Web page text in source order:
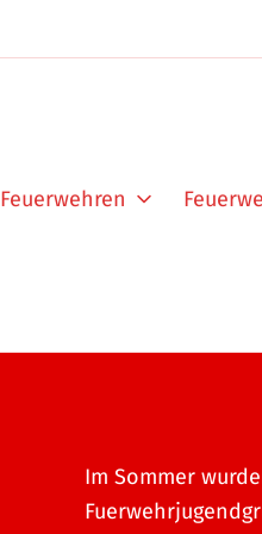
Feuerwehren
Im Sommer